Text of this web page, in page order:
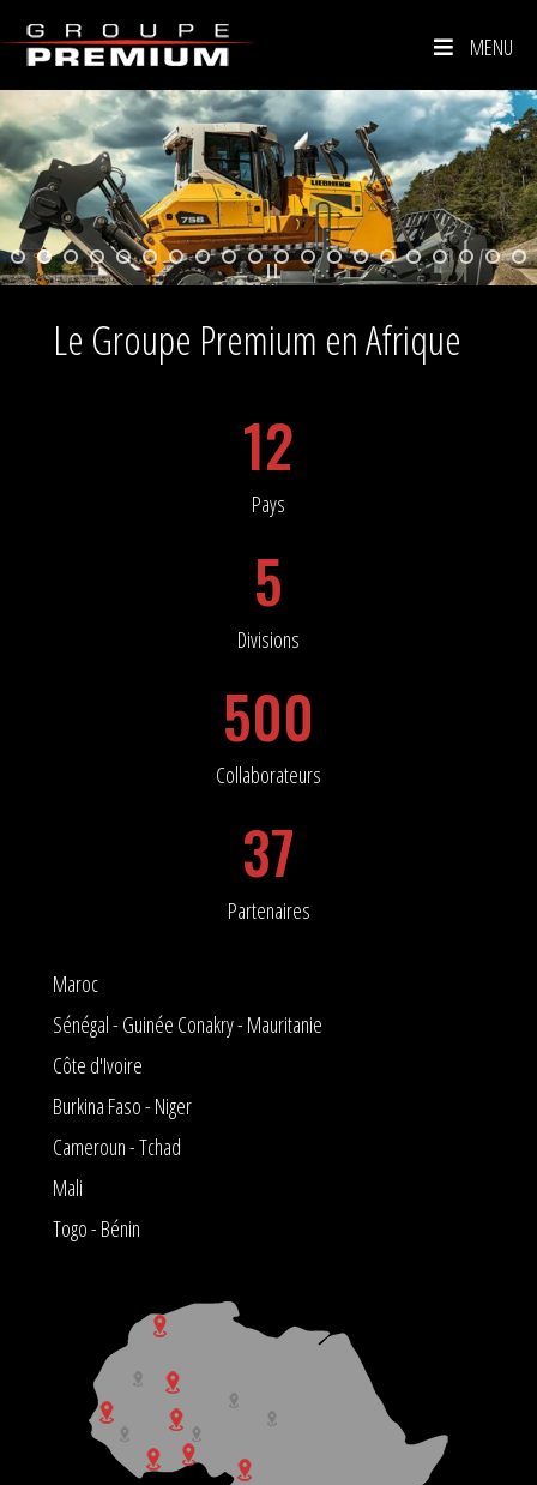
MENU
Le Groupe Premium en Afrique
12
Pays
5
Divisions
500
Collaborateurs
37
Partenaires
Maroc
Sénégal - Guinée Conakry - Mauritanie
Côte d'Ivoire
Burkina Faso - Niger
Cameroun - Tchad
Mali
Togo - Bénin